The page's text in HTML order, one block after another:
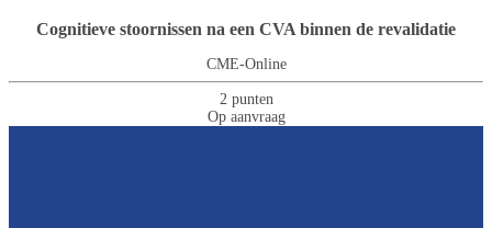
Cognitieve stoornissen na een CVA binnen de revalidatie
CME-Online
2 punten
Op aanvraag